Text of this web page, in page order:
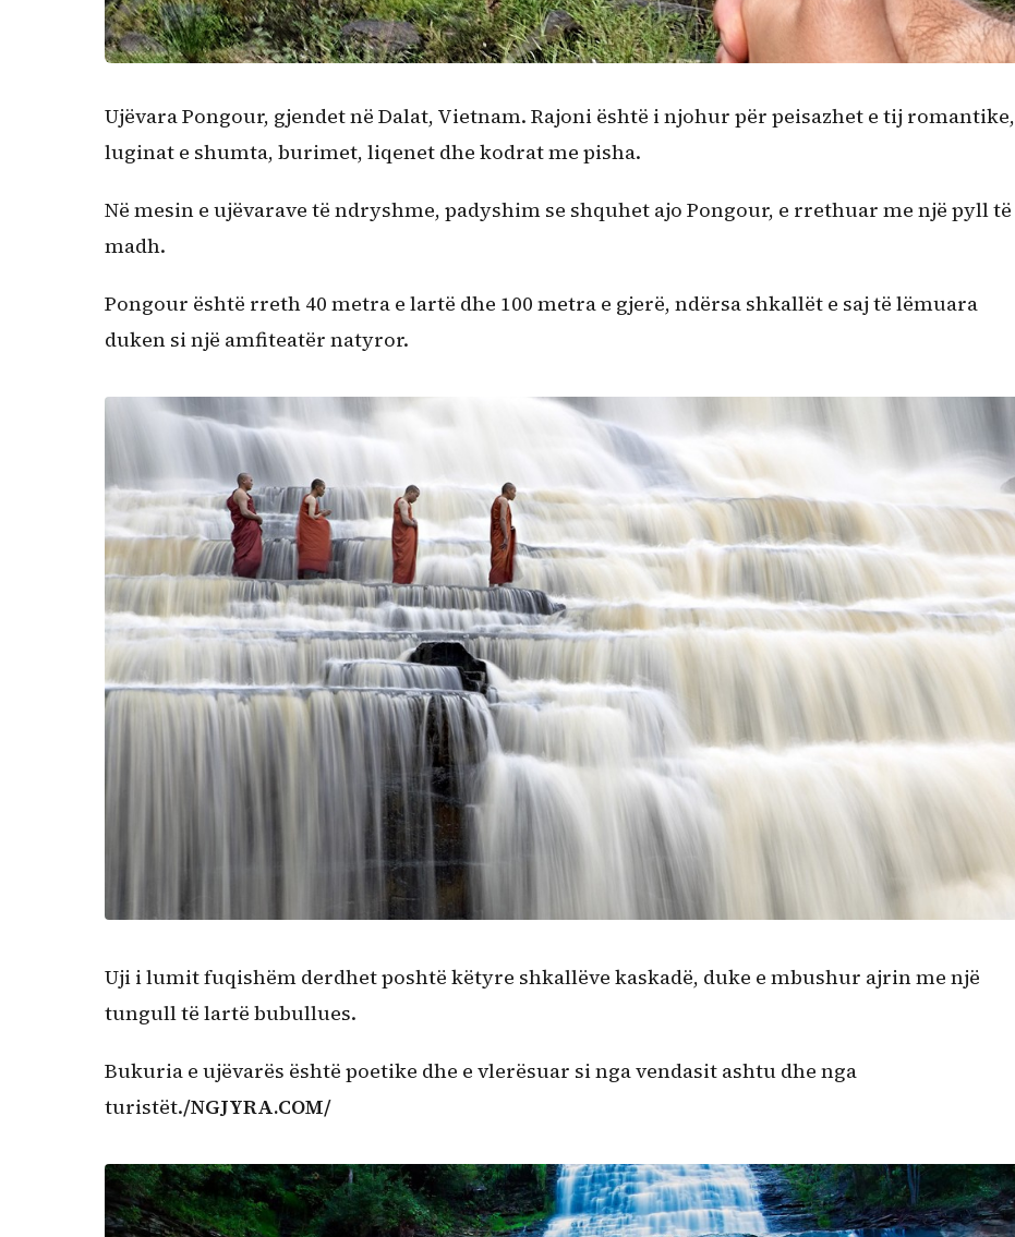
Ujëvara Pongour, gjendet në Dalat, Vietnam. Rajoni është i njohur për peisazhet e tij romantike,
luginat e shumta, burimet, liqenet dhe kodrat me pisha.
Në mesin e ujëvarave të ndryshme, padyshim se shquhet ajo Pongour, e rrethuar me një pyll të
madh.
Pongour është rreth 40 metra e lartë dhe 100 metra e gjerë, ndërsa shkallët e saj të lëmuara
duken si një amfiteatër natyror.
Uji i lumit fuqishëm derdhet poshtë këtyre shkallëve kaskadë, duke e mbushur ajrin me një
tungull të lartë bubullues.
Bukuria e ujëvarës është poetike dhe e vlerësuar si nga vendasit ashtu dhe nga
turistët./NGJYRA.COM/